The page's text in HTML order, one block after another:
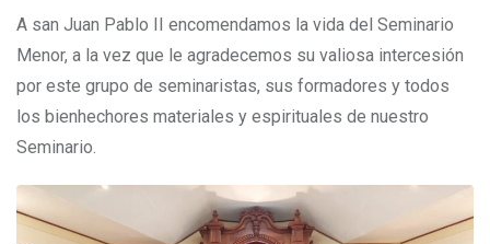
A san Juan Pablo II encomendamos la vida del Seminario
Menor, a la vez que le agradecemos su valiosa intercesión
por este grupo de seminaristas, sus formadores y todos
los bienhechores materiales y espirituales de nuestro
Seminario.